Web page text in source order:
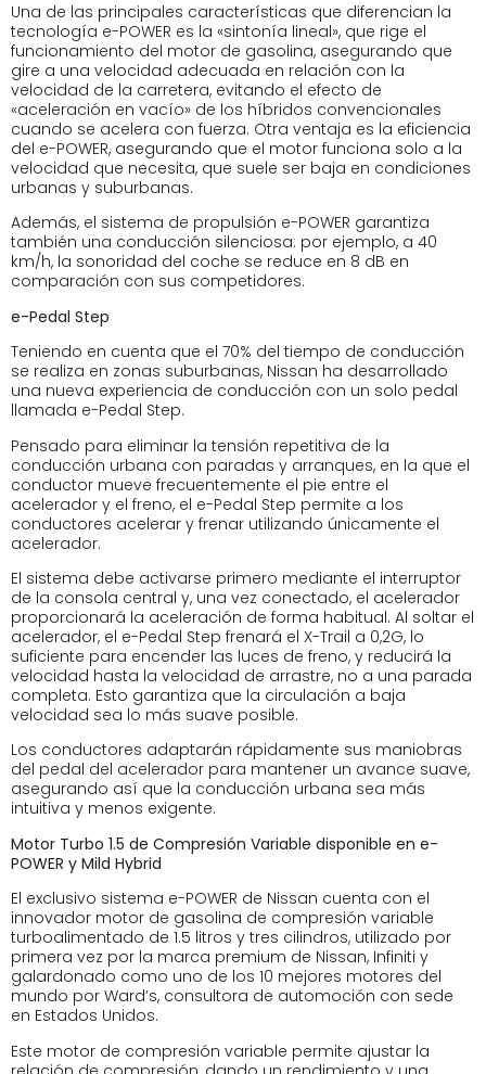
Una de las principales características que diferencian la
tecnología e-POWER es la «sintonía lineal», que rige el
funcionamiento del motor de gasolina, asegurando que
gire a una velocidad adecuada en relación con la
velocidad de la carretera, evitando el efecto de
«aceleración en vacío» de los híbridos convencionales
cuando se acelera con fuerza. Otra ventaja es la eficiencia
del e-POWER, asegurando que el motor funciona solo a la
velocidad que necesita, que suele ser baja en condiciones
urbanas y suburbanas.
Además, el sistema de propulsión e-POWER garantiza
también una conducción silenciosa: por ejemplo, a 40
km/h, la sonoridad del coche se reduce en 8 dB en
comparación con sus competidores.
e-Pedal Step
Teniendo en cuenta que el 70% del tiempo de conducción
se realiza en zonas suburbanas, Nissan ha desarrollado
una nueva experiencia de conducción con un solo pedal
llamada e-Pedal Step.
Pensado para eliminar la tensión repetitiva de la
conducción urbana con paradas y arranques, en la que el
conductor mueve frecuentemente el pie entre el
acelerador y el freno, el e-Pedal Step permite a los
conductores acelerar y frenar utilizando únicamente el
acelerador.
El sistema debe activarse primero mediante el interruptor
de la consola central y, una vez conectado, el acelerador
proporcionará la aceleración de forma habitual. Al soltar el
acelerador, el e-Pedal Step frenará el X-Trail a 0,2G, lo
suficiente para encender las luces de freno, y reducirá la
velocidad hasta la velocidad de arrastre, no a una parada
completa. Esto garantiza que la circulación a baja
velocidad sea lo más suave posible.
Los conductores adaptarán rápidamente sus maniobras
del pedal del acelerador para mantener un avance suave,
asegurando así que la conducción urbana sea más
intuitiva y menos exigente.
Motor Turbo 1.5 de Compresión Variable disponible en e-
POWER y Mild Hybrid
El exclusivo sistema e-POWER de Nissan cuenta con el
innovador motor de gasolina de compresión variable
turboalimentado de 1.5 litros y tres cilindros, utilizado por
primera vez por la marca premium de Nissan, Infiniti y
galardonado como uno de los 10 mejores motores del
mundo por Ward’s, consultora de automoción con sede
en Estados Unidos.
Este motor de compresión variable permite ajustar la